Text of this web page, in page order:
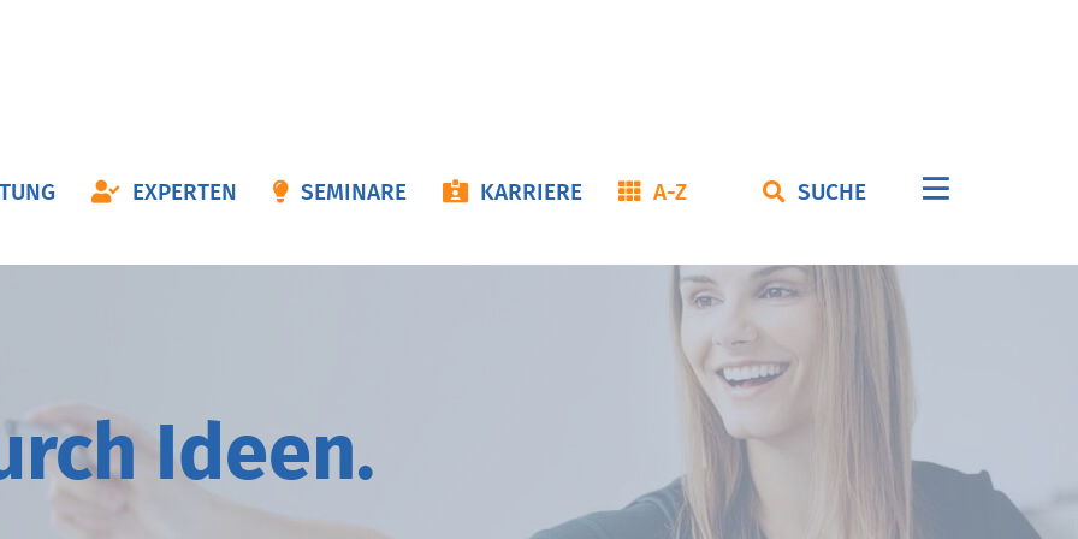
EXPERTEN SEMINARE KARRIERE A-Z SUCHE
Navigation
I deen.